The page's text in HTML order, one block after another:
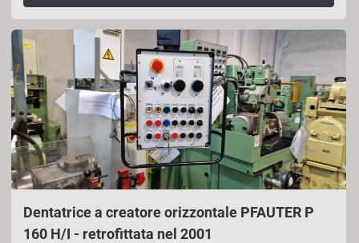
Dentatrice a creatore orizzontale PFAUTER P
160 H/I - retrofittata nel 2001